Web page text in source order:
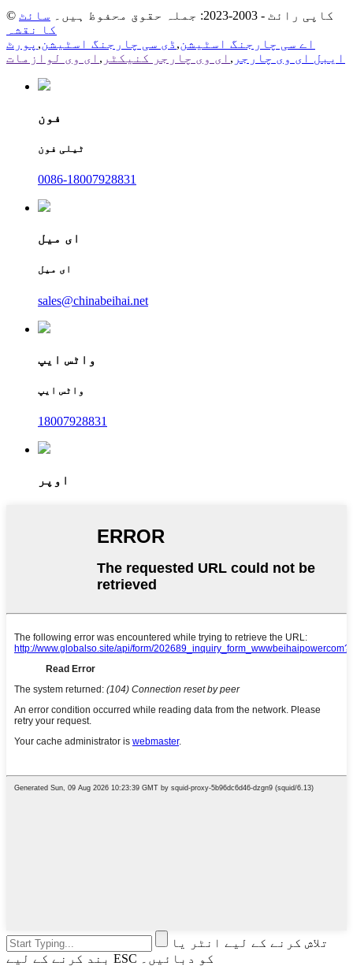
© کاپی رائٹ - 2003-2023: جملہ حقوق محفوظ ہیں۔
سائٹ
کا نقشہ
اے سی چارجنگ اسٹیشن, ڈی سی چارجنگ اسٹیشن, پورٹ
ایبل ای وی چارجر , ای وی چارجر کنیکٹر , ای وی لوازمات
فون
ٹیلی فون
0086-18007928831
ای میل
ای میل
sales@chinabeihai.net
واٹس ایپ
واٹس ایپ
18007928831
اوپر
تلاش کرنے کے لیے انٹر یا
بند کرنے کے لیے ESC کو دبائیں۔